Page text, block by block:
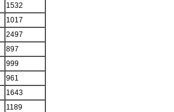
1532
1017
2497
897
999
961
1643
1189